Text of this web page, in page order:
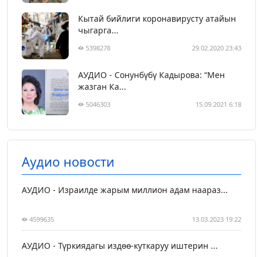
Кытай бийлиги коронавирусту атайын
чыгарга...
5398278 29.02.2020 23:43
АУДИО - Сонунбүбү Кадырова: “Мен
жазган Ка...
5046303 15.09.2021 6:18
Аудио новости
АУДИО - Израилде жарым миллион адам наараз...
4599635 13.03.2023 19:22
АУДИО - Түркиядагы издөө-куткаруу иштерин ...